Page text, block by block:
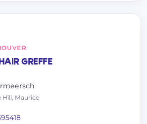
GREFFE
Hill, Maurice